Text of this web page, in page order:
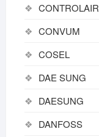
CONTROLAIR
CONVUM
COSEL
DAE SUNG
DAESUNG
DANFOSS